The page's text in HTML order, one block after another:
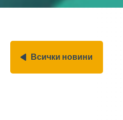
Всички новини